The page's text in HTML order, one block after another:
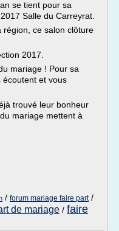
se tient pour sa
Salle du Carreyrat.
région, ce salon clôture
2017.
mariage ! Pour sa
écoutent et vous
trouvé leur bonheur
mariage mettent à
/ forum mariage faire part/
de mariage / faire